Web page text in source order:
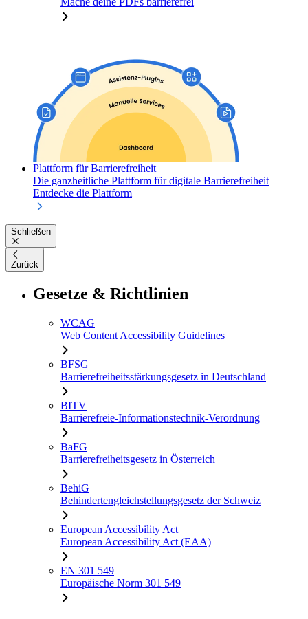
Plattform für Barrierefreiheit
Die ganzheitliche Plattform für digitale Barrierefreiheit
Entdecke die Plattform
Schließen
Zurück
Gesetze & Richtlinien
WCAG
Web Content Accessibility Guidelines
BFSG
Barrierefreiheitsstärkungsgesetz in Deutschland
BITV
Barrierefreie-Informationstechnik-Verordnung
BaFG
Barrierefreiheitsgesetz in Österreich
BehiG
Behindertengleichstellungsgesetz der Schweiz
European Accessibility Act
European Accessibility Act (EAA)
EN 301 549
Europäische Norm 301 549